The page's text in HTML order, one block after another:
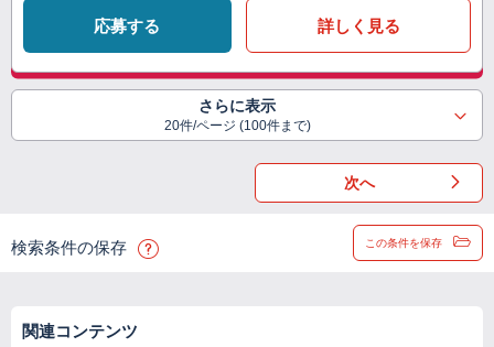
応募する 詳しく見る
さらに表示
20件/ページ (100件まで)
次へ
検索条件の保存 この条件を保存
関連コンテンツ